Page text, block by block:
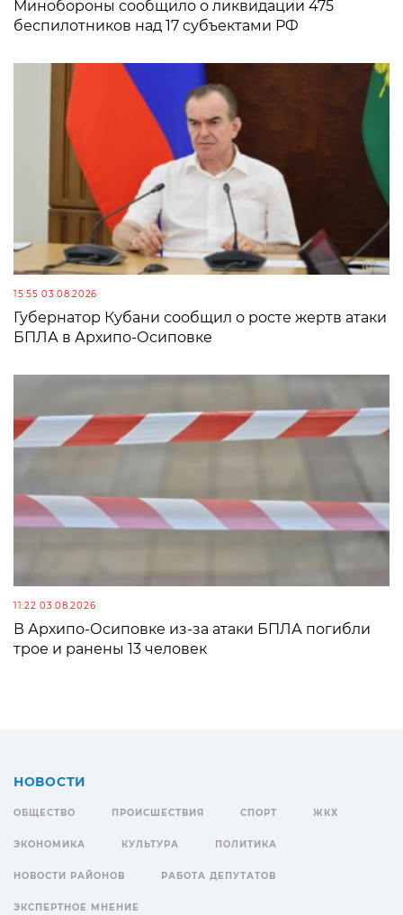
Минобороны сообщило о ликвидации 475
беспилотников над 17 субъектами РФ
15:55 03.08.2026
Губернатор Кубани сообщил о росте жертв атаки
БПЛА в Архипо-Осиповке
11:22 03.08.2026
В Архипо-Осиповке из-за атаки БПЛА погибли
трое и ранены 13 человек
НОВОСТИ
ОБЩЕСТВО ПРОИСШЕСТВИЯ СПОРТ ЖКХ
ЭКОНОМИКА КУЛЬТУРА ПОЛИТИКА
НОВОСТИ РАЙОНОВ РАБОТА ДЕПУТАТОВ
ЭКСПЕРТНОЕ МНЕНИЕ